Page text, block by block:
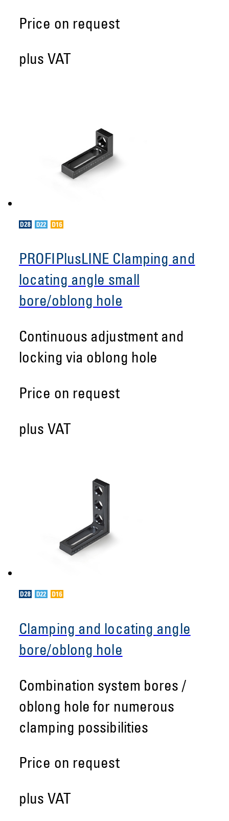
Price on request
plus VAT
PROFIPlusLINE Clamping and
locating angle small
bore/oblong hole
Continuous adjustment and
locking via oblong hole
Price on request
plus VAT
Clamping and locating angle
bore/oblong hole
Combination system bores /
oblong hole for numerous
clamping possibilities
Price on request
plus VAT